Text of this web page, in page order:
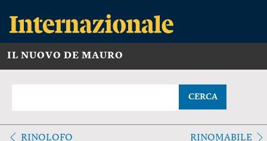
IL NUOVO DE MAURO
CERCA
RINOLOFO RINOMABILE